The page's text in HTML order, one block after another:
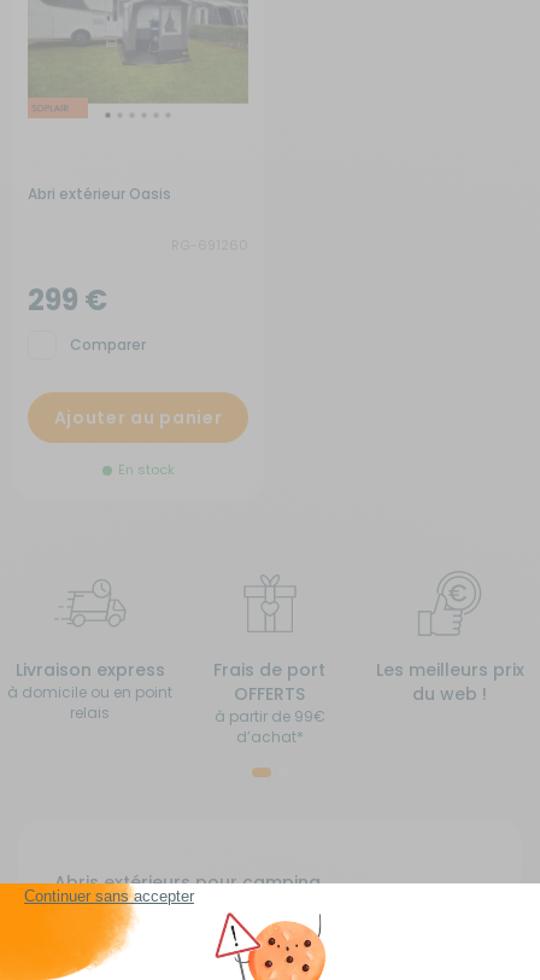
Abri extérieur Oasis
299 €
Comparer
Ajouter au panier
En stock
Livraison express
à domicile ou en point
relais
Frais de port
OFFERTS
à partir de 99€
d’achat*
Les meilleurs prix
du web !
Abris extérieurs pour camping
abris extérieurs
sont idéals pour l'été ! Ils peuvent vous
servir pour plusieurs raisons non négligeables. Devenez
incollable sur les
abris extérieurs pour camping